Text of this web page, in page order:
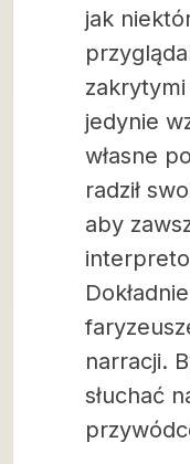
jak
jedynie
własne
radził
aby
narracji.
słuchać